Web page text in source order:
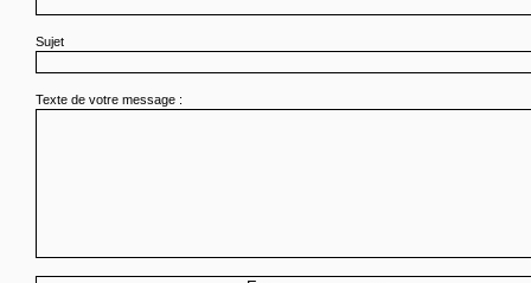
Sujet
Texte de votre message :